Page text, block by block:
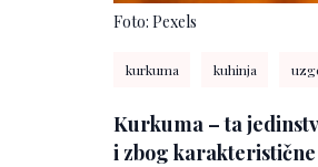
Foto: Pexels
kurkuma kuhinja
Kurkuma – ta
i zbog karakteristične